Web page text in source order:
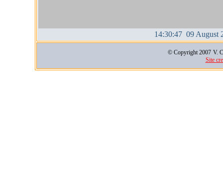
14:30:47 09 August
© Copyright 2007 V.
Site